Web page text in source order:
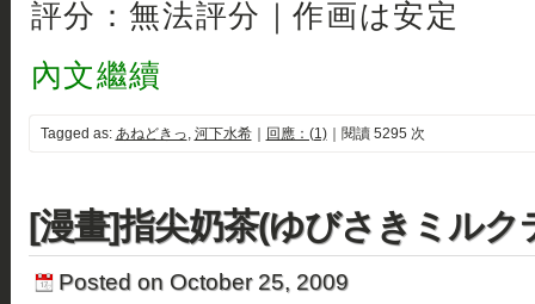
評分：無法評分｜作画は安定
內文繼續
Tagged as: あねどきっ, 河下水希｜ 回應：(1)｜閱讀 5295 次
[漫畫]指尖奶茶(ゆびさきミルク
Posted on October 25, 2009